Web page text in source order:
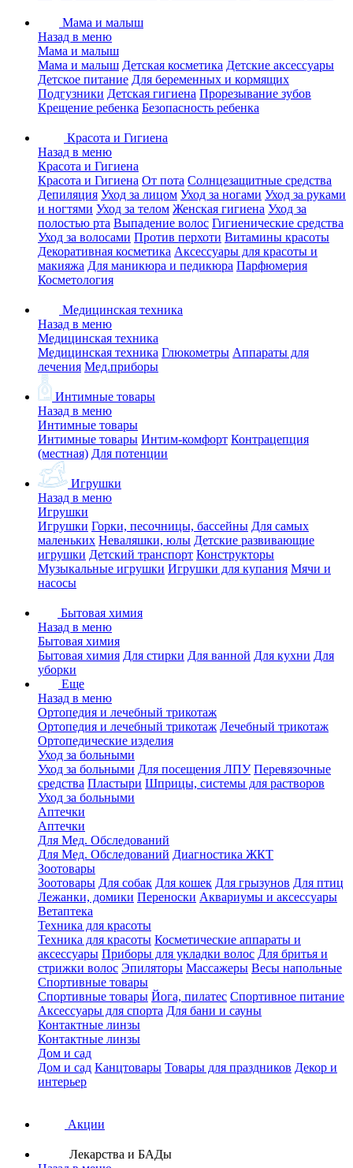
Мама и малыш
Назад в меню
Мама и малыш
Мама и малыш Детская косметика Детские аксессуары
Детское питание Для беременных и кормящих
Подгузники Детская гигиена Прорезывание зубов
Крещение ребенка Безопасность ребенка
Красота и Гигиена
Назад в меню
Красота и Гигиена
Красота и Гигиена От пота Солнцезащитные средства
Депиляция Уход за лицом Уход за ногами Уход за руками
и ногтями Уход за телом Женская гигиена Уход за
полостью рта Выпадение волос Гигиенические средства
Уход за волосами Против перхоти Витамины красоты
Декоративная косметика Аксессуары для красоты и
макияжа Для маникюра и педикюра Парфюмерия
Косметология
Медицинская техника
Назад в меню
Медицинская техника
Медицинская техника Глюкометры Аппараты для
лечения Мед.приборы
Интимные товары
Назад в меню
Интимные товары
Интимные товары Интим-комфорт Контрацепция
(местная) Для потенции
Игрушки
Назад в меню
Игрушки
Игрушки Горки, песочницы, бассейны Для самых
маленьких Неваляшки, юлы Детские развивающие
игрушки Детский транспорт Конструкторы
Музыкальные игрушки Игрушки для купания Мячи и
насосы
Бытовая химия
Назад в меню
Бытовая химия
Бытовая химия Для стирки Для ванной Для кухни Для
уборки
Еще
Назад в меню
Ортопедия и лечебный трикотаж
Ортопедия и лечебный трикотаж Лечебный трикотаж
Ортопедические изделия
Уход за больными
Уход за больными Для посещения ЛПУ Перевязочные
средства Пластыри Шприцы, системы для растворов
Уход за больными
Аптечки
Аптечки
Для Мед. Обследований
Для Мед. Обследований Диагностика ЖКТ
Зоотовары
Зоотовары Для собак Для кошек Для грызунов Для птиц
Лежанки, домики Переноски Аквариумы и аксессуары
Ветаптека
Техника для красоты
Техника для красоты Косметические аппараты и
аксессуары Приборы для укладки волос Для бритья и
стрижки волос Эпиляторы Массажеры Весы напольные
Спортивные товары
Спортивные товары Йога, пилатес Спортивное питание
Аксессуары для спорта Для бани и сауны
Контактные линзы
Контактные линзы
Дом и сад
Дом и сад Канцтовары Товары для праздников Декор и
интерьер
Акции
Лекарства и БАДы